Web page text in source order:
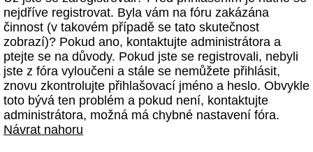
nejdříve registrovat. Byla vám na fóru zakázána
činnost (v takovém případě se tato skutečnost
zobrazí)? Pokud ano, kontaktujte administrátora a
ptejte se na důvody. Pokud jste se registrovali, nebyli
jste z fóra vyloučeni a stále se nemůžete přihlásit,
znovu zkontrolujte přihlašovací jméno a heslo. Obvykle
toto bývá ten problém a pokud není, kontaktujte
administrátora, možná má chybné nastavení fóra.
Návrat nahoru